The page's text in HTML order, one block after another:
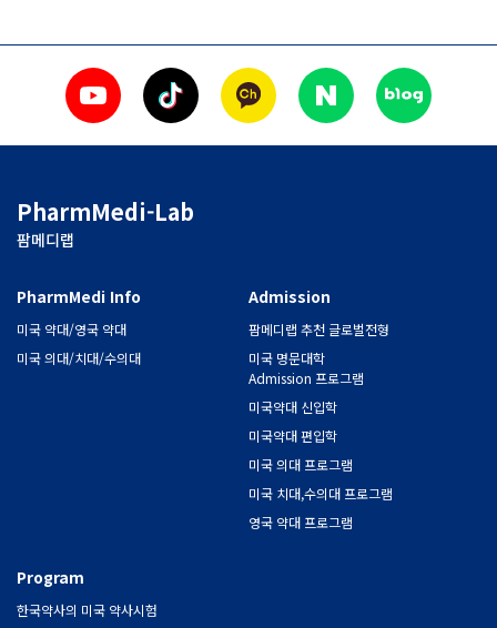
PharmMedi-Lab
팜메디랩
PharmMedi Info
미국 약대/영국 약대
미국 의대/치대/수의대
Admission
팜메디랩 추천 글로벌전형
미국 명문대학
Admission 프로그램
미국약대 신입학
미국약대 편입학
미국 의대 프로그램
미국 치대,수의대 프로그램
영국 약대 프로그램
Program
한국약사의 미국 약사시험